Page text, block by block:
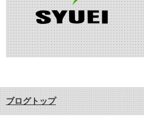
ブログトップ